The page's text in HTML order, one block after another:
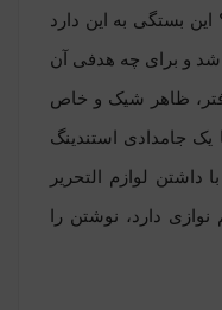
بستگی به این دارد
و برای چه هدفی آن
ظاهر شیک و خاص
یک جامدادی استندینگ
لوازم التحریر
دارد، نوشتن را